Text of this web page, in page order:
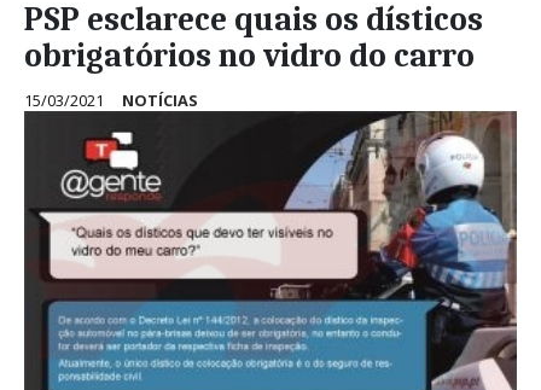
PSP esclarece quais os dísticos
obrigatórios no vidro do carro
15/03/2021 NOTÍCIAS